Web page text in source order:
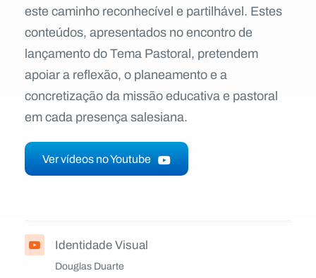
este caminho reconhecível e partilhável. Estes
conteúdos, apresentados no encontro de
lançamento do Tema Pastoral, pretendem
apoiar a reflexão, o planeamento e a
concretização da missão educativa e pastoral
em cada presença salesiana.
Ver vídeos no Youtube
Identidade Visual
Douglas Duarte